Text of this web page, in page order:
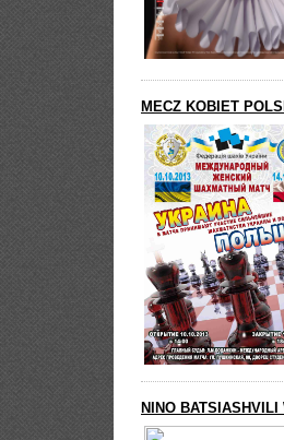
MECZ KOBIET
NINO